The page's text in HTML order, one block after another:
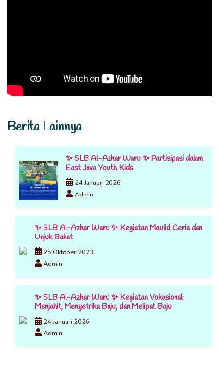
Berita Lainnya
✨ SLB Al-Azhar Waru ✨ Partisipasi dalam
East Java Youth Kids
24 Januari 2026
Admin
✨ SLB Al-Azhar Waru ✨ Kegiatan Maulid Ceria dan
Unjuk Bakat
25 Oktober 2023
Admin
✨ SLB Al-Azhar Waru ✨ Kegiatan Vokasional:
Menjahit, Menyetrika Baju, dan Melipat Baju
24 Januari 2026
Admin